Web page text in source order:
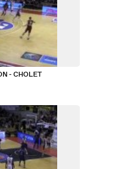
- CHOLET